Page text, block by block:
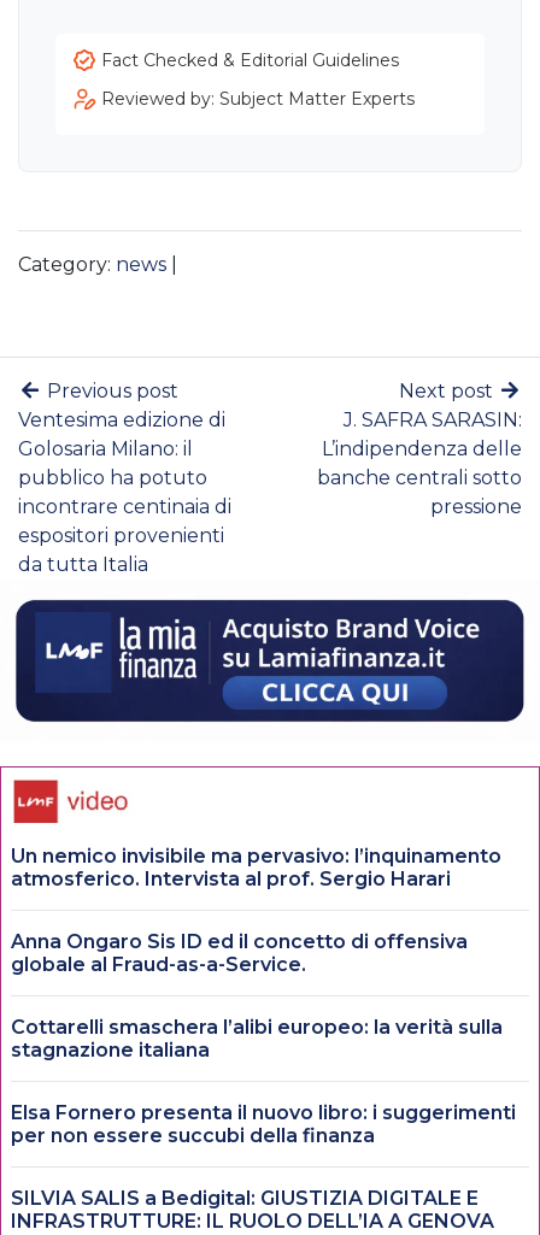
Fact Checked & Editorial Guidelines
Reviewed by: Subject Matter Experts
Category: news
Previous post
Ventesima edizione di
Golosaria Milano: il
pubblico ha potuto
incontrare centinaia di
espositori provenienti
da tutta Italia
Next post
J. SAFRA SARASIN:
L’indipendenza delle
banche centrali sotto
pressione
Un nemico invisibile ma pervasivo: l’inquinamento
atmosferico. Intervista al prof. Sergio Harari
Anna Ongaro Sis ID ed il concetto di offensiva
globale al Fraud-as-a-Service.
Cottarelli smaschera l’alibi europeo: la verità sulla
stagnazione italiana
Elsa Fornero presenta il nuovo libro: i suggerimenti
per non essere succubi della finanza
SILVIA SALIS a Bedigital: GIUSTIZIA DIGITALE E
INFRASTRUTTURE: IL RUOLO DELL’IA A GENOVA